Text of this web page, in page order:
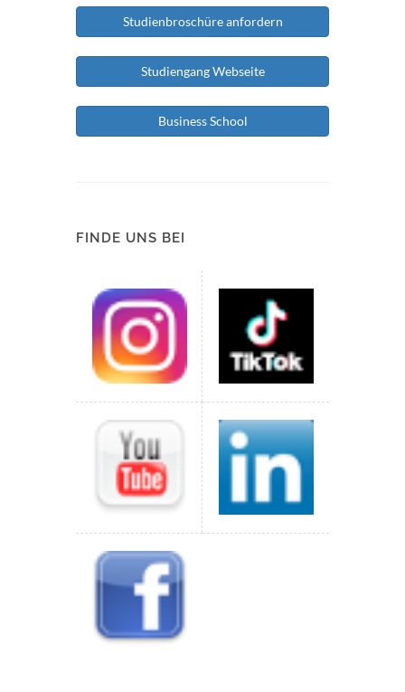
Studienbroschüre anfordern
Studiengang Webseite
Business School
FINDE UNS BEI